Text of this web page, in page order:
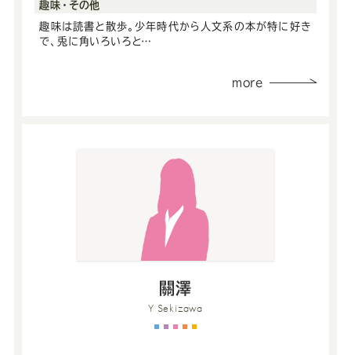
趣味・その他
趣味は読書と散歩。少年時代から人文系の本が特に好き
で、兎に角いろいろと…
more
關澤
Y Sekizawa